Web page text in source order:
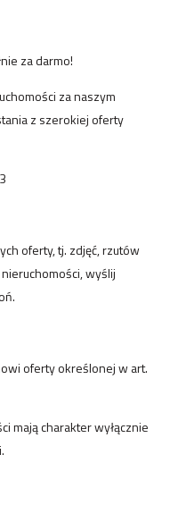
za darmo!
za naszym
z szerokiej oferty
oferty, tj. zdjęć, rzutów
wyślij
oferty określonej w art.
mają charakter wyłącznie